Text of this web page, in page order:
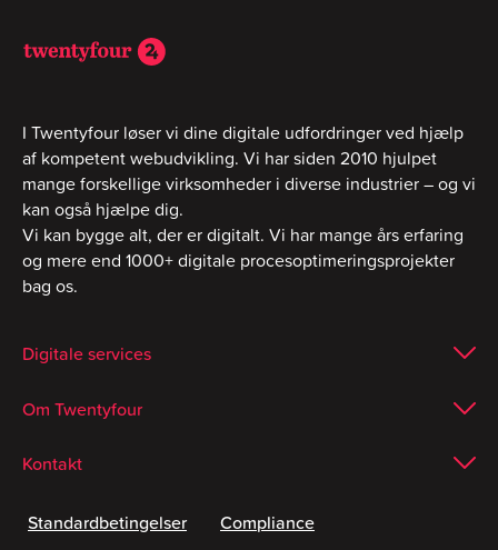
I Twentyfour løser vi dine digitale udfordringer ved hjælp
af kompetent webudvikling. Vi har siden 2010 hjulpet
mange forskellige virksomheder i diverse industrier – og vi
kan også hjælpe dig.
Vi kan bygge alt, der er digitalt. Vi har mange års erfaring
og mere end 1000+ digitale procesoptimeringsprojekter
bag os.
Digitale services
Om Twentyfour
Kontakt
Standardbetingelser Compliance